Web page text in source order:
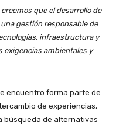
que el desarrollo de
gestión responsable de
infraestructura y
exigencias ambientales y
encuentro forma parte de
de experiencias,
búsqueda de alternativas